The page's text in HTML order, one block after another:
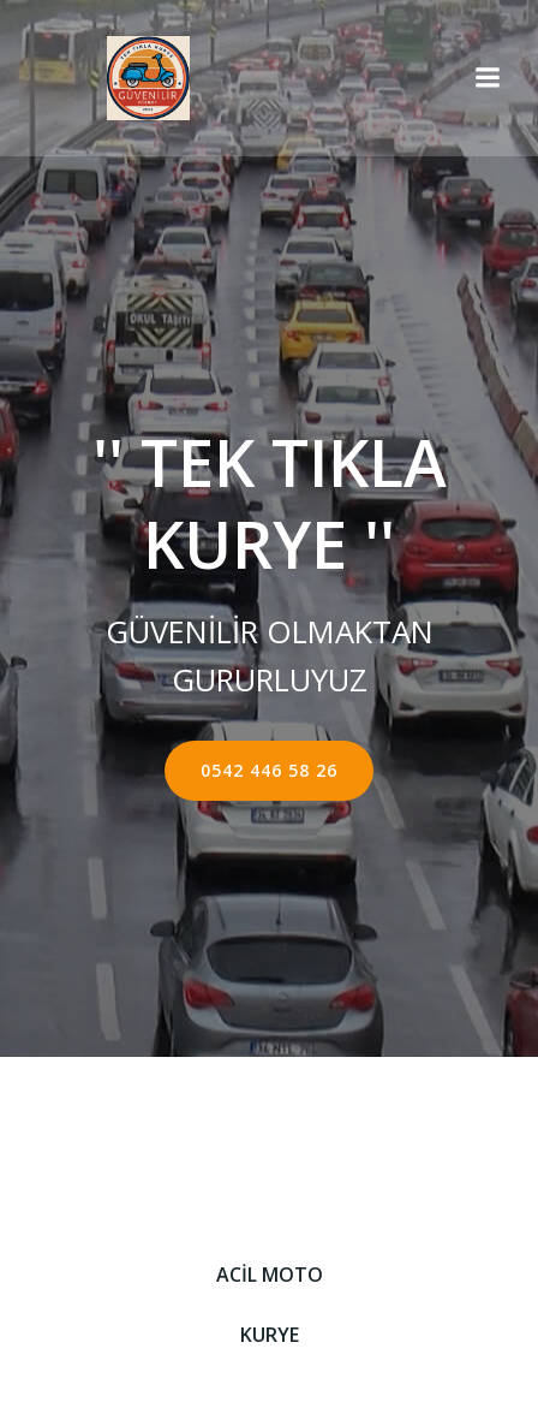
İçeriğe
geç
'' TEK TIKLA
KURYE ''
GÜVENİLİR OLMAKTAN
GURURLUYUZ
0542 446 58 26
ACİL MOTO
KURYE